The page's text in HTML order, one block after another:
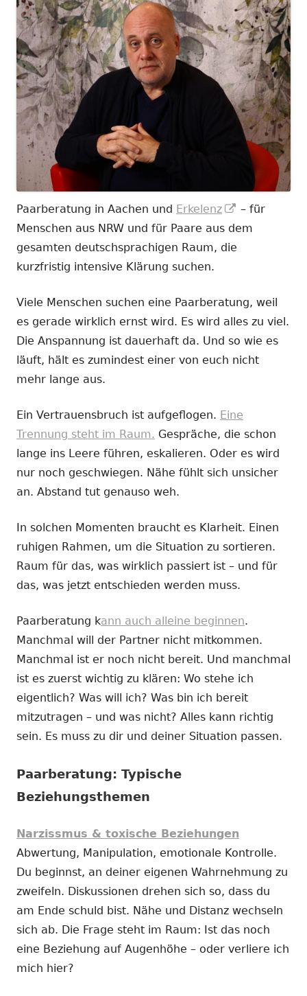
Paarberatung in Aachen und Erkelenz
In
neuem
– für
Menschen aus NRW und für Paare aus dem
gesamten deutschsprachigen Raum, die
kurzfristig intensive Klärung suchen.
Viele Menschen suchen eine Paarberatung, weil
es gerade wirklich ernst wird. Es wird alles zu viel.
Die Anspannung ist dauerhaft da. Und so wie es
läuft, hält es zumindest einer von euch nicht
mehr lange aus.
Ein Vertrauensbruch ist aufgeflogen. Eine
Trennung steht im Raum. Gespräche, die schon
lange ins Leere führen, eskalieren. Oder es wird
nur noch geschwiegen. Nähe fühlt sich unsicher
an. Abstand tut genauso weh.
In solchen Momenten braucht es Klarheit. Einen
ruhigen Rahmen, um die Situation zu sortieren.
Raum für das, was wirklich passiert ist – und für
das, was jetzt entschieden werden muss.
Paarberatung kann auch alleine beginnen.
Manchmal will der Partner nicht mitkommen.
Manchmal ist er noch nicht bereit. Und manchmal
ist es zuerst wichtig zu klären: Wo stehe ich
eigentlich? Was will ich? Was bin ich bereit
mitzutragen – und was nicht? Alles kann richtig
sein. Es muss zu dir und deiner Situation passen.
Paarberatung: Typische
Beziehungsthemen
Narzissmus & toxische Beziehungen
Abwertung, Manipulation, emotionale Kontrolle.
Du beginnst, an deiner eigenen Wahrnehmung zu
zweifeln. Diskussionen drehen sich so, dass du
am Ende schuld bist. Nähe und Distanz wechseln
sich ab. Die Frage steht im Raum: Ist das noch
eine Beziehung auf Augenhöhe – oder verliere ich
mich hier?